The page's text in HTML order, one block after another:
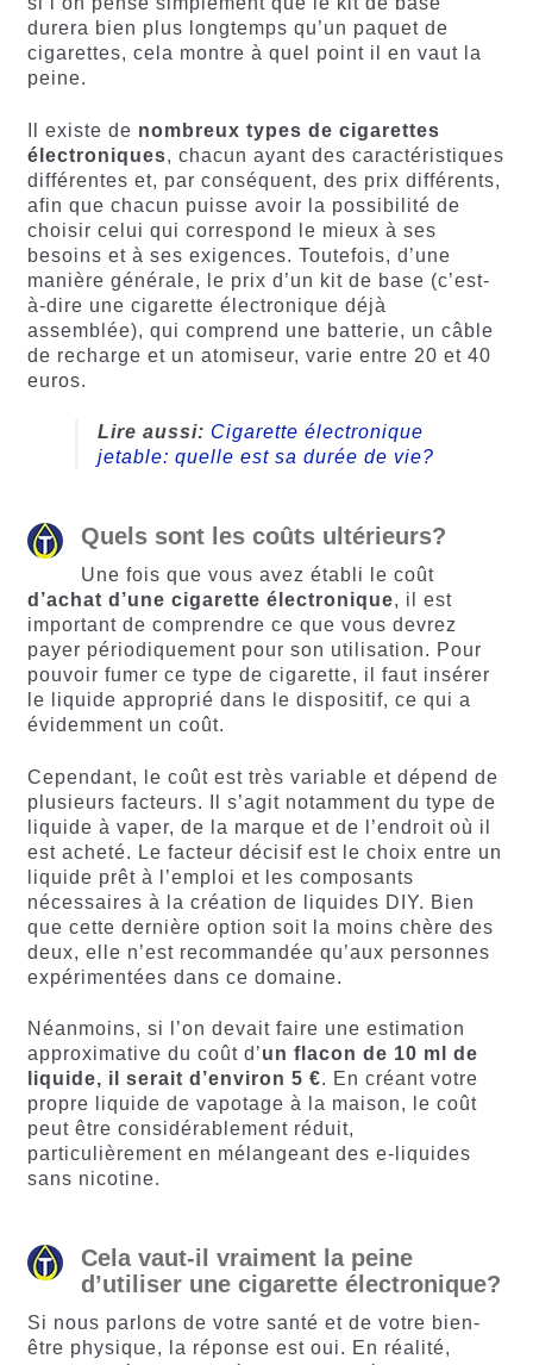
durera bien plus longtemps qu’un paquet de
cigarettes, cela montre à quel point il en vaut la
peine.
Il existe de nombreux types de cigarettes
électroniques, chacun ayant des caractéristiques
différentes et, par conséquent, des prix différents,
afin que chacun puisse avoir la possibilité de
choisir celui qui correspond le mieux à ses
besoins et à ses exigences. Toutefois, d’une
manière générale, le prix d’un kit de base (c’est-
à-dire une cigarette électronique déjà
assemblée), qui comprend une batterie, un câble
de recharge et un atomiseur, varie entre 20 et 40
euros.
Lire aussi: Cigarette électronique
jetable: quelle est sa durée de vie?
Quels sont les coûts ultérieurs?
Une fois que vous avez établi le coût
d’achat d’une cigarette électronique, il est
important de comprendre ce que vous devrez
payer périodiquement pour son utilisation. Pour
pouvoir fumer ce type de cigarette, il faut insérer
le liquide approprié dans le dispositif, ce qui a
évidemment un coût.
Cependant, le coût est très variable et dépend de
plusieurs facteurs. Il s’agit notamment du type de
liquide à vaper, de la marque et de l’endroit où il
est acheté. Le facteur décisif est le choix entre un
liquide prêt à l’emploi et les composants
nécessaires à la création de liquides DIY. Bien
que cette dernière option soit la moins chère des
deux, elle n’est recommandée qu’aux personnes
expérimentées dans ce domaine.
Néanmoins, si l’on devait faire une estimation
approximative du coût d’un flacon de 10 ml de
liquide, il serait d’environ 5 €. En créant votre
propre liquide de vapotage à la maison, le coût
peut être considérablement réduit,
particulièrement en mélangeant des e-liquides
sans nicotine.
Cela vaut-il vraiment la peine
d’utiliser une cigarette électronique?
Si nous parlons de votre santé et de votre bien-
être physique, la réponse est oui. En réalité,